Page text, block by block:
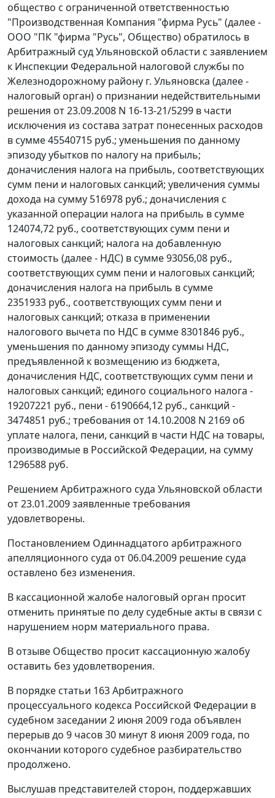
общество с ограниченной ответственностью
"Производственная Компания "фирма Русь" (далее -
ООО "ПК "фирма "Русь", Общество) обратилось в
Арбитражный суд Ульяновской области с заявлением
к Инспекции Федеральной налоговой службы по
Железнодорожному району г. Ульяновска (далее -
налоговый орган) о признании недействительными
решения от 23.09.2008 N 16-13-21/5299 в части
исключения из состава затрат понесенных расходов
в сумме 45540715 руб.; уменьшения по данному
эпизоду убытков по налогу на прибыль;
доначисления налога на прибыль, соответствующих
сумм пени и налоговых санкций; увеличения суммы
дохода на сумму 516978 руб.; доначисления с
указанной операции налога на прибыль в сумме
124074,72 руб., соответствующих сумм пени и
налоговых санкций; налога на добавленную
стоимость (далее - НДС) в сумме 93056,08 руб.,
соответствующих сумм пени и налоговых санкций;
доначисления налога на прибыль в сумме
2351933 руб., соответствующих сумм пени и
налоговых санкций; отказа в применении
налогового вычета по НДС в сумме 8301846 руб.,
уменьшения по данному эпизоду суммы НДС,
предъявленной к возмещению из бюджета,
доначисления НДС, соответствующих сумм пени и
налоговых санкций; единого социального налога -
19207221 руб., пени - 6190664,12 руб., санкций -
3474851 руб.; требования от 14.10.2008 N 2169 об
уплате налога, пени, санкций в части НДС на товары,
производимые в Российской Федерации, на сумму
1296588 руб.
Решением Арбитражного суда Ульяновской области
от 23.01.2009 заявленные требования
удовлетворены.
Постановлением Одиннадцатого арбитражного
апелляционного суда от 06.04.2009 решение суда
оставлено без изменения.
В кассационной жалобе налоговый орган просит
отменить принятые по делу судебные акты в связи с
нарушением норм материального права.
В отзыве Общество просит кассационную жалобу
оставить без удовлетворения.
В порядке статьи 163Арбитражного
процессуального кодекса Российской Федерации в
судебном заседании 2 июня 2009 года объявлен
перерыв до 9 часов 30 минут 8 июня 2009 года, по
окончании которого судебное разбирательство
продолжено.
Выслушав представителей сторон, поддержавших